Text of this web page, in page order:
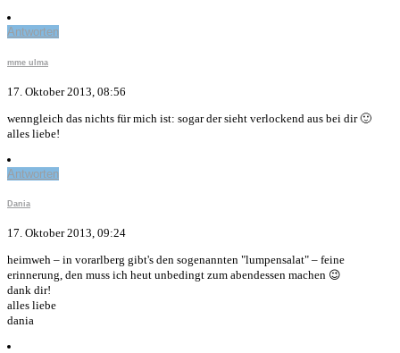
Antworten
mme ulma
17. Oktober 2013, 08:56
wenngleich das nichts für mich ist: sogar der sieht verlockend aus bei dir 🙂
alles liebe!
Antworten
Dania
17. Oktober 2013, 09:24
heimweh – in vorarlberg gibt's den sogenannten "lumpensalat" – feine
erinnerung, den muss ich heut unbedingt zum abendessen machen 😉
dank dir!
alles liebe
dania